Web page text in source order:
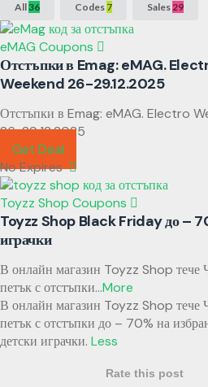
All36 Codes 7 Sales29
eMAG Coupons
Отстъпки в Emag: eMAG.
Weekend 26-29.12.2025
Отстъпки в Emag: eMAG. Electro
26-29.12.2025
Get Deal
No Expires
Toyzz Shop Coupons
Toyzz Shop Black Friday до –
играчки
В онлайн магазин Toyzz Shop тече
петък с отстъпки...More
В онлайн магазин Toyzz Shop тече
петък с отстъпки до – 70% на
детски играчки. Less
Rate this post